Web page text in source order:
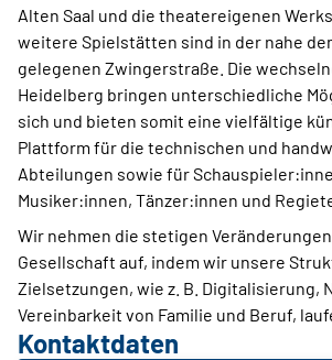
Alten Saal und die theatereigenen
weitere Spielstätten sind in der nahe
gelegenen Zwingerstraße. Die
Heidelberg bringen unterschiedliche
sich und bieten somit eine vielfältige
Plattform für die technischen und
Abteilungen sowie für
Musiker:innen, Tänzer:innen und
Wir nehmen die stetigen
Gesellschaft auf, indem wir unsere
Zielsetzungen, wie z. B. Digitalisierung,
Vereinbarkeit von Familie und Beruf,
Kontaktdaten